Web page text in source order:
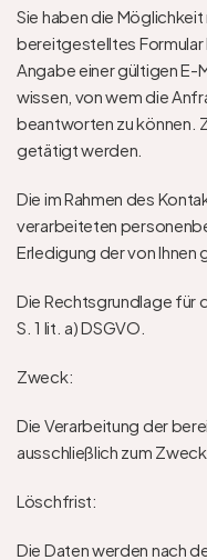
Sie haben die
bereitgestelltes
Angabe einer gültigen
wissen, von wem die
beantworten zu können.
getätigt werden.
Die im Rahmen des
verarbeiteten
Erledigung der von
Die Rechtsgrundlage für
S. 1 lit. a) DSGVO.
Zweck:
Die Verarbeitung der
ausschließlich zum
Löschfrist:
Die Daten werden nach